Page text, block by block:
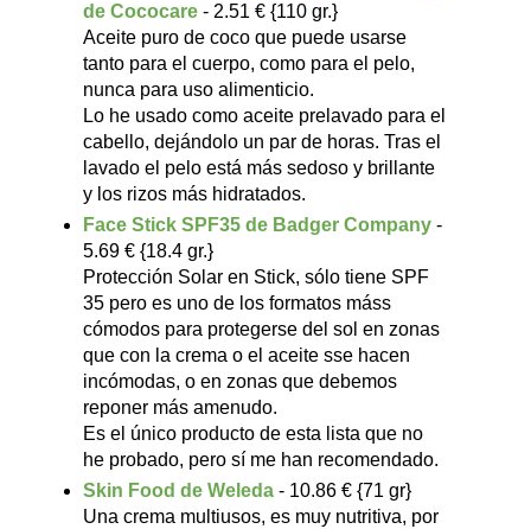
de Cococare - 2.51 € {110 gr.}
Aceite puro de coco que puede usarse
tanto para el cuerpo, como para el pelo,
nunca para uso alimenticio.
Lo he usado como aceite prelavado para el
cabello, dejándolo un par de horas. Tras el
lavado el pelo está más sedoso y brillante
y los rizos más hidratados.
Face Stick SPF35 de Badger Company-
5.69 € {18.4 gr.}
Protección Solar en Stick, sólo tiene SPF
35 pero es uno de los formatos máss
cómodos para protegerse del sol en zonas
que con la crema o el aceite sse hacen
incómodas, o en zonas que debemos
reponer más amenudo.
Es el único producto de esta lista que no
he probado, pero sí me han recomendado.
Skin Food de Weleda- 10.86 € {71 gr}
Una crema multiusos, es muy nutritiva, por